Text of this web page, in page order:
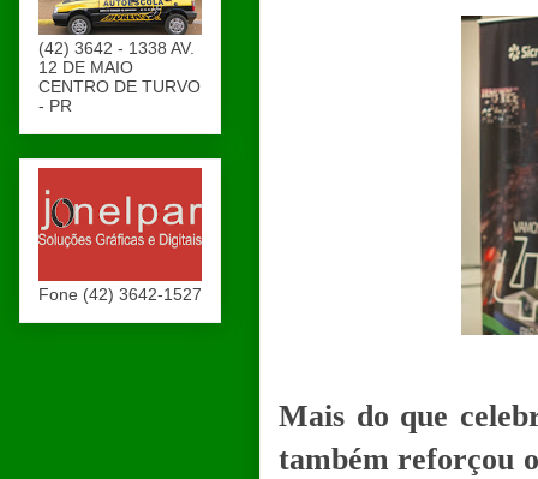
Mais do que
também reforçou
(42) 3642 - 1338 AV.
12 DE MAIO
CENTRO DE TURVO
- PR
Fone (42) 3642-1527